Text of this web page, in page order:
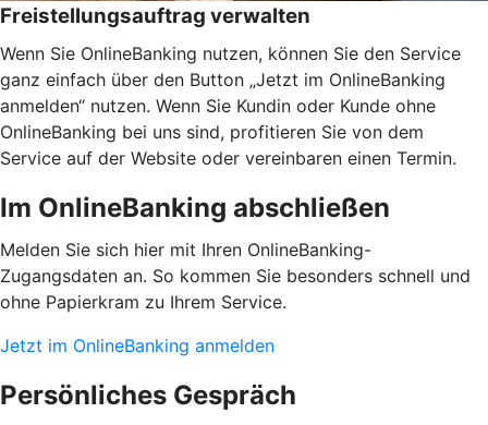
Freistellungsauftrag verwalten
Wenn Sie OnlineBanking nutzen, können Sie den Service
ganz einfach über den Button „Jetzt im OnlineBanking
anmelden“ nutzen. Wenn Sie Kundin oder Kunde ohne
OnlineBanking bei uns sind, profitieren Sie von dem
Service auf der Website oder vereinbaren einen Termin.
Im OnlineBanking abschließen
Melden Sie sich hier mit Ihren OnlineBanking-
Zugangsdaten an. So kommen Sie besonders schnell und
ohne Papierkram zu Ihrem Service.
Jetzt im OnlineBanking anmelden
Persönliches Gespräch